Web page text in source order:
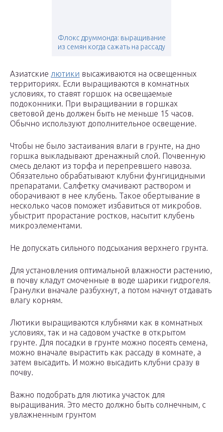
Флокс друммонда: выращивание
из семян когда сажать на рассаду
Азиатские лютики высаживаются на освещенных
территориях. Если выращиваются в комнатных
условиях, то ставят горшок на освещаемые
подоконники. При выращивании в горшках
световой день должен быть не меньше 15 часов.
Обычно используют дополнительное освещение.
Чтобы не было застаивания влаги в грунте, на дно
горшка выкладывают дренажный слой. Почвенную
смесь делают из торфа и перепревшего навоза.
Обязательно обрабатывают клубни фунгицидными
препаратами. Салфетку смачивают раствором и
оборачивают в нее клубень. Такое обертывание в
несколько часов поможет избавиться от микробов.
убыстрит прорастание ростков, насытит клубень
микроэлементами.
Не допускать сильного подсыхания верхнего грунта.
Для установления оптимальной влажности растению,
в почву кладут смоченные в воде шарики гидрогеля.
Гранулки вначале разбухнут, а потом начнут отдавать
влагу корням.
Лютики выращиваются клубнями как в комнатных
условиях, так и на садовом участке в открытом
грунте. Для посадки в грунте можно посеять семена,
можно вначале вырастить как рассаду в комнате, а
затем высадить. И можно высадить клубни сразу в
почву.
Важно подобрать для лютика участок для
выращивания. Это место должно быть солнечным, с
увлажненным грунтом